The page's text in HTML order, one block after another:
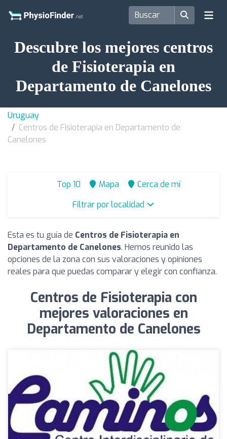
Descubre los mejores centros
de Fisioterapia en
Departamento de Canelones
Uruguay
Centros de Fisioterapia en Departamento de
Canelones
Top 10 Mapa
Cerca de mí
Filtrar por localidad
Esta es tu guía de Centros de Fisioterapia en
Departamento de Canelones. Hemos reunido las
opciones de la zona con sus valoraciones y opiniones
reales para que puedas comparar y elegir con confianza.
Centros de Fisioterapia con
mejores valoraciones en
Departamento de Canelones